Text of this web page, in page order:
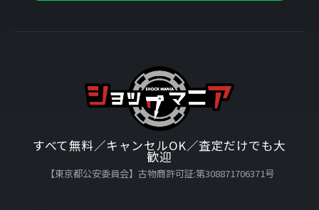
すべて無料／キャンセルOK／査定だけでも大
歓迎
【東京都公安委員会】古物商許可証:第308871706371号